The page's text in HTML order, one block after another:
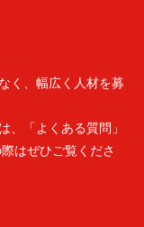
く、幅広く人材を募
、「よくある質問」
はぜひご覧くださ